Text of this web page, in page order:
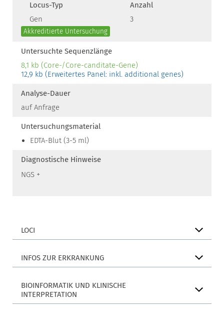
Locus-Typ
Anzahl
Gen
3
Akkreditierte Untersuchung
Untersuchte Sequenzlänge
8,1 kb (Core-/Core-canditate-Gene)
12,9 kb (Erweitertes Panel: inkl. additional genes)
Analyse-Dauer
auf Anfrage
Untersuchungsmaterial
EDTA-Blut (3-5 ml)
Diagnostische Hinweise
NGS +
LOCI
INFOS ZUR ERKRANKUNG
BIOINFORMATIK UND KLINISCHE
INTERPRETATION